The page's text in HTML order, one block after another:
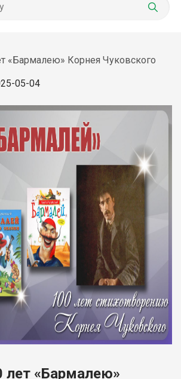
«Бармалею» Корнея Чуковского
05-04
лет «Бармалею»